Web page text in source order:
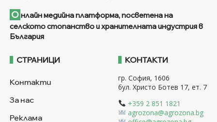
О нлайн медийна платформа, посветена на
селското стопанство и хранителната индустрия в
България
СТРАНИЦИ
Контакти
За нас
Реклама
КОНТАКТИ
гр. София, 1606
бул. Христо Ботев 17, ет. 7
+359 2 851 1821
agrozona@agrozona.bg